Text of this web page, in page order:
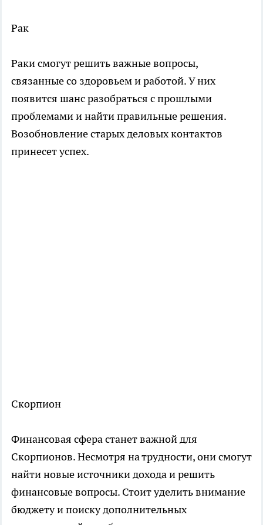
Рак
Раки смогут решить важные вопросы,
связанные со здоровьем и работой. У них
появится шанс разобраться с прошлыми
проблемами и найти правильные решения.
Возобновление старых деловых контактов
принесет успех.
Скорпион
Финансовая сфера станет важной для
Скорпионов. Несмотря на трудности, они смогут
найти новые источники дохода и решить
финансовые вопросы. Стоит уделить внимание
бюджету и поиску дополнительных